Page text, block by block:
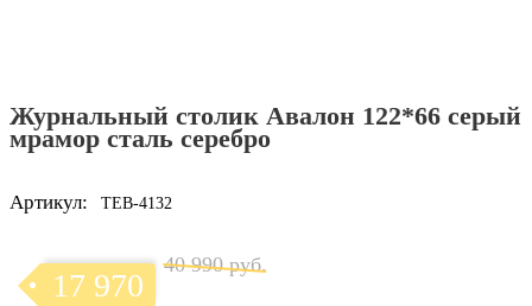
Журнальный столик Авалон 122*66 серый
мрамор сталь серебро
Артикул: TEB-4132
17 970
40 990 руб.